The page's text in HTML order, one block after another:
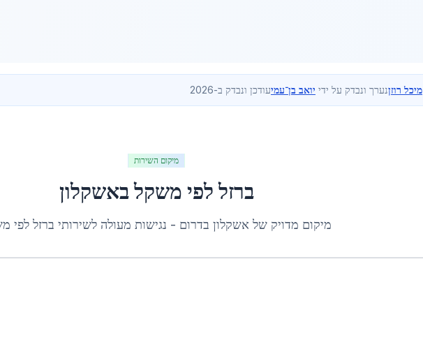
מיכל רוזןנערך ונבדק על ידי יואב בן־עמיעודכן ונבדק ב-2026
מיקום השירות
ברזל לפי משקלבאשקלון
מיקום מדויק של אשקלון בדרום - נגישות מעולה לשירותי ברזל לפי